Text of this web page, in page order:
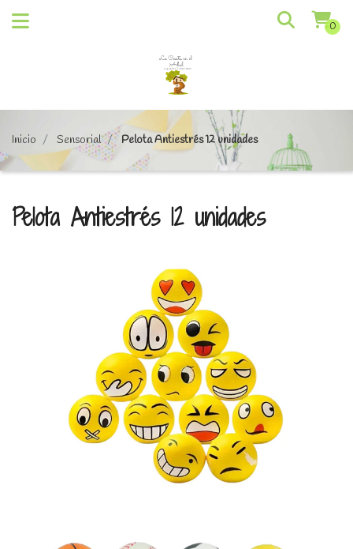
0
Inicio Sensorial Pelota Antiestrés 12 unidades
Pelota Antiestrés 12 unidades